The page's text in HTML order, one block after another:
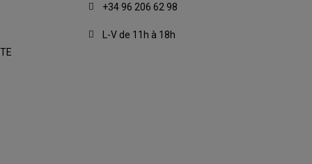
+34 96 206 62 98
L-V de 11h à 18h